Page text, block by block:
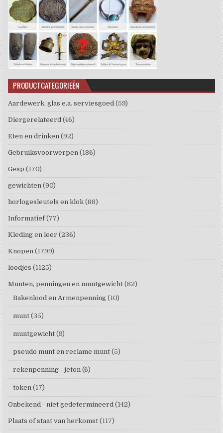
PRODUCTCATEGORIEËN
Aardewerk, glas e.a. serviesgoed (59)
Diergerelateerd (46)
Eten en drinken (92)
Gebruiksvoorwerpen (186)
Gesp (170)
gewichten (90)
horlogesleutels en klok (88)
Informatief (77)
Kleding en leer (236)
Knopen (1799)
loodjes (1125)
Munten, penningen en muntgewicht (82)
Bakenlood en Armenpenning (10)
munt (35)
muntgewicht (9)
pseudo munt en reclame munt (5)
rekenpenning - jeton (6)
token (17)
Onbekend - niet gedetermineerd (142)
Plaats of staat van herkomst (117)